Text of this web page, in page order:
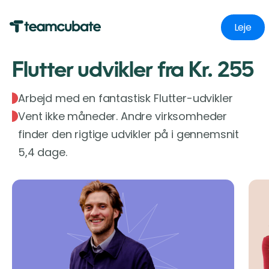
Leje
Flutter udvikler fra Kr. 255
Arbejd med en fantastisk Flutter-udvikler
Vent ikke måneder. Andre virksomheder
finder den rigtige udvikler på i gennemsnit
5,4 dage.